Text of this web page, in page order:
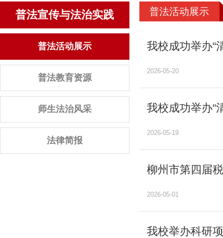
普法宣传与法治实践
普法活动展示
普法教育资源
师生法治风采
法律简报
普法活动展示
我校成功举办
2026-05-20
我校成功举办
2026-05-19
柳州市第四届
2026-05-01
我校举办科研